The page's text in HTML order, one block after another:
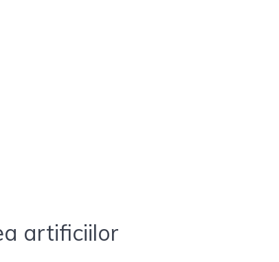
artificiilor